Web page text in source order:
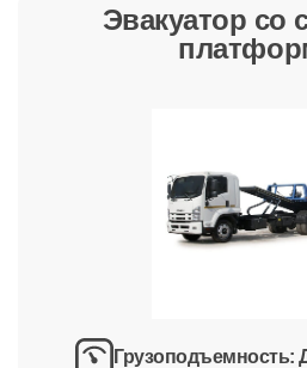
Эвакуатор со
Грузоподъемность: